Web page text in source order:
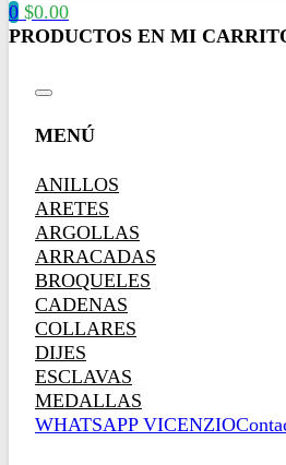
0 $0.00
MENÚ
ANILLOS
ARETES
ARGOLLAS
ARRACADAS
BROQUELES
CADENAS
COLLARES
DIJES
ESCLAVAS
MEDALLAS
WHATSAPP VICENZIO